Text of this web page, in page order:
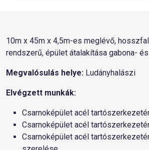
10m x 45m x 4,5m-es meglévő,
rendszerű, épület átalakítása gabona-
Megvalósulás helye: Ludányhalászi
Elvégzett munkák:
Csarnoképület acél
Csarnoképület acél
Csarnoképület acél